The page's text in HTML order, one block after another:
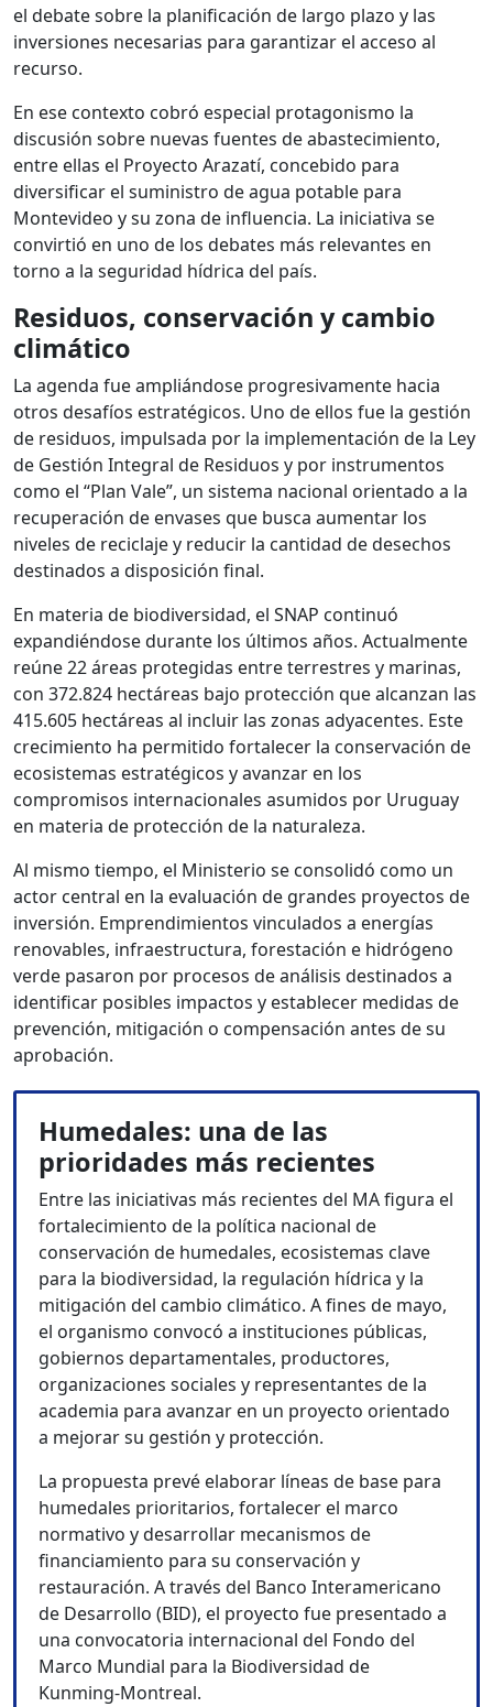
el debate sobre la planificación de largo plazo y las
inversiones necesarias para garantizar el acceso al
recurso.
En ese contexto cobró especial protagonismo la
discusión sobre nuevas fuentes de abastecimiento,
entre ellas el Proyecto Arazatí, concebido para
diversificar el suministro de agua potable para
Montevideo y su zona de influencia. La iniciativa se
convirtió en uno de los debates más relevantes en
torno a la seguridad hídrica del país.
Residuos, conservación y cambio
climático
La agenda fue ampliándose progresivamente hacia
otros desafíos estratégicos. Uno de ellos fue la gestión
de residuos, impulsada por la implementación de la Ley
de Gestión Integral de Residuos y por instrumentos
como el “Plan Vale”, un sistema nacional orientado a la
recuperación de envases que busca aumentar los
niveles de reciclaje y reducir la cantidad de desechos
destinados a disposición final.
En materia de biodiversidad, el SNAP continuó
expandiéndose durante los últimos años. Actualmente
reúne 22 áreas protegidas entre terrestres y marinas,
con 372.824 hectáreas bajo protección que alcanzan las
415.605 hectáreas al incluir las zonas adyacentes. Este
crecimiento ha permitido fortalecer la conservación de
ecosistemas estratégicos y avanzar en los
compromisos internacionales asumidos por Uruguay
en materia de protección de la naturaleza.
Al mismo tiempo, el Ministerio se consolidó como un
actor central en la evaluación de grandes proyectos de
inversión. Emprendimientos vinculados a energías
renovables, infraestructura, forestación e hidrógeno
verde pasaron por procesos de análisis destinados a
identificar posibles impactos y establecer medidas de
prevención, mitigación o compensación antes de su
aprobación.
Humedales: una de las
prioridades más recientes
Entre las iniciativas más recientes del MA figura el
fortalecimiento de la política nacional de
conservación de humedales, ecosistemas clave
para la biodiversidad, la regulación hídrica y la
mitigación del cambio climático. A fines de mayo,
el organismo convocó a instituciones públicas,
gobiernos departamentales, productores,
organizaciones sociales y representantes de la
academia para avanzar en un proyecto orientado
a mejorar su gestión y protección.
La propuesta prevé elaborar líneas de base para
humedales prioritarios, fortalecer el marco
normativo y desarrollar mecanismos de
financiamiento para su conservación y
restauración. A través del Banco Interamericano
de Desarrollo (BID), el proyecto fue presentado a
una convocatoria internacional del Fondo del
Marco Mundial para la Biodiversidad de
Kunming-Montreal.